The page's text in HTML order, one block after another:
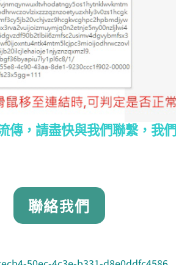
傳，請盡快與我們聯繫，我們
聯絡我們